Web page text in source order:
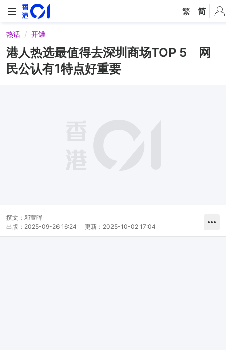
繁 简
热话 开罐
港人热选最值得去深圳商场TOP 5 网
民公认有1特点好重要
撰文： 邓萱晖
出版： 2025-09-26 16:24 更新： 2025-10-02 17:04